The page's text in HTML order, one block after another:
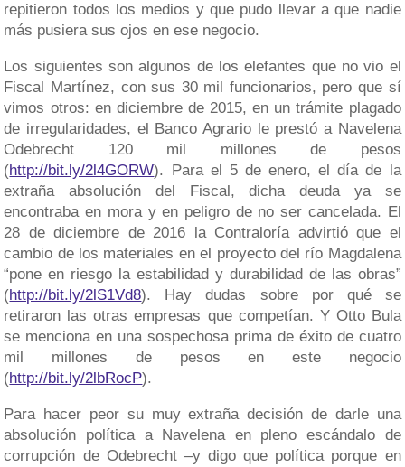
repitieron todos los medios y que pudo llevar a que nadie
más pusiera sus ojos en ese negocio.
Los siguientes son algunos de los elefantes que no vio el
Fiscal Martínez, con sus 30 mil funcionarios, pero que sí
vimos otros: en diciembre de 2015, en un trámite plagado
de irregularidades, el Banco Agrario le prestó a Navelena
Odebrecht 120 mil millones de pesos
(http://bit.ly/2l4GORW). Para el 5 de enero, el día de la
extraña absolución del Fiscal, dicha deuda ya se
encontraba en mora y en peligro de no ser cancelada. El
28 de diciembre de 2016 la Contraloría advirtió que el
cambio de los materiales en el proyecto del río Magdalena
“pone en riesgo la estabilidad y durabilidad de las obras”
(http://bit.ly/2lS1Vd8). Hay dudas sobre por qué se
retiraron las otras empresas que competían. Y Otto Bula
se menciona en una sospechosa prima de éxito de cuatro
mil millones de pesos en este negocio
(http://bit.ly/2lbRocP).
Para hacer peor su muy extraña decisión de darle una
absolución política a Navelena en pleno escándalo de
corrupción de Odebrecht –y digo que política porque en